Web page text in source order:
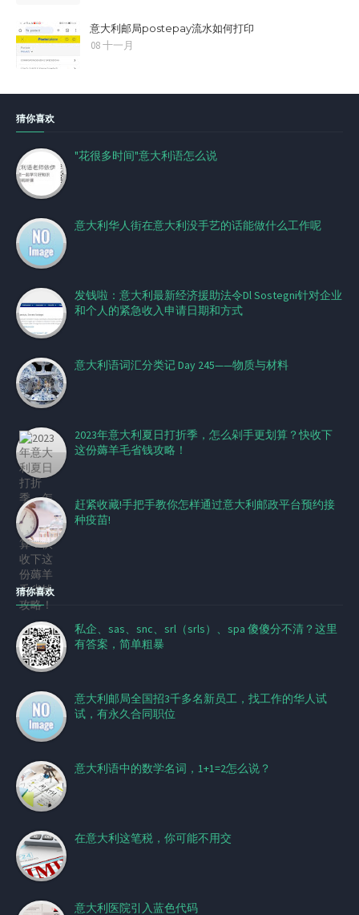
意大利邮局postepay流水如何打印
08 十一月
猜你喜欢
"花很多时间"意大利语怎么说
意大利华人街在意大利没手艺的话能做什么工作呢
发钱啦：意大利最新经济援助法令Dl Sostegni针对企业
和个人的紧急收入申请日期和方式
意大利语词汇分类记 Day 245——物质与材料
2023年意大利夏日打折季，怎么剁手更划算？快收下
这份薅羊毛省钱攻略！
赶紧收藏!手把手教你怎样通过意大利邮政平台预约接
种疫苗!
猜你喜欢
私企、sas、snc、srl（srls）、spa 傻傻分不清？这里
有答案，简单粗暴
意大利邮局全国招3千多名新员工，找工作的华人试
试，有永久合同职位
意大利语中的数学名词，1+1=2怎么说？
在意大利这笔税，你可能不用交
意大利医院引入蓝色代码